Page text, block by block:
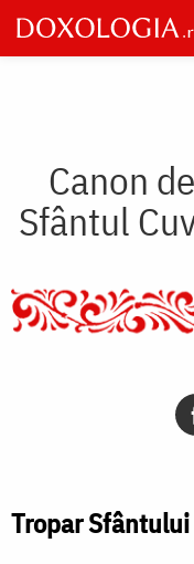
Skip
to
main
Canon
Sfântul
Tropar